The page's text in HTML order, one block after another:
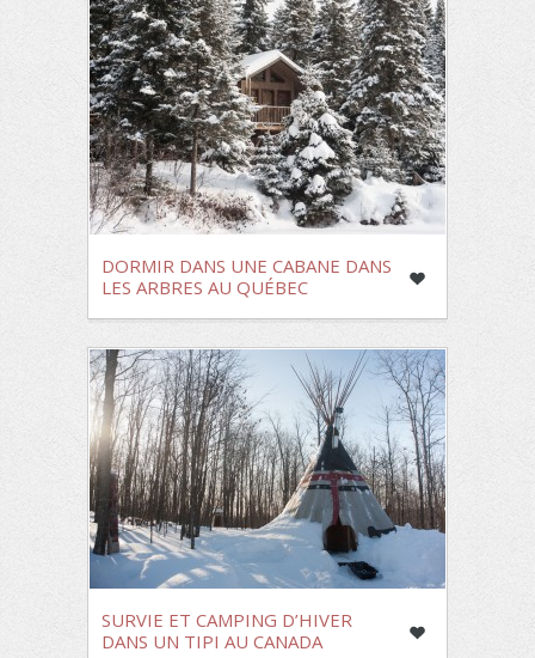
DORMIR DANS UNE CABANE DANS
LES ARBRES AU QUÉBEC
SURVIE ET CAMPING D’HIVER
DANS UN TIPI AU CANADA